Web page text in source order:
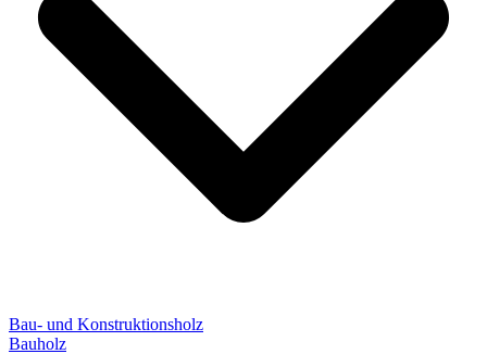
Bau- und Konstruktionsholz
Bauholz